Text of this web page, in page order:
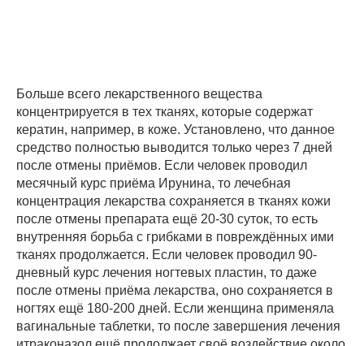
Больше всего лекарственного вещества
концентрируется в тех тканях, которые содержат
кератин, например, в коже. Установлено, что данное
средство полностью выводится только через 7 дней
после отмены приёмов. Если человек проводил
месячный курс приёма Ирунина, то лечебная
концентрация лекарства сохраняется в тканях кожи
после отмены препарата ещё 20-30 суток, то есть
внутренняя борьба с грибками в повреждённых ими
тканях продолжается. Если человек проводил 90-
дневный курс лечения ногтевых пластин, то даже
после отмены приёма лекарства, оно сохраняется в
ногтях ещё 180-200 дней. Если женщина применяла
вагинальные таблетки, то после завершения лечения